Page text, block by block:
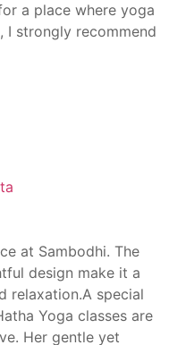
a place where yoga
I strongly recommend
at Sambodhi. The
design make it a
relaxation.A special
Yoga classes are
Her gentle yet